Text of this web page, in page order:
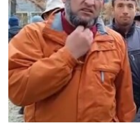
VIDEO
FOTOQALEREYA
İNFOQRAFIKA
KARIKATURA
RADIO ARXIV
OXU ZALI
AZƏRBAYCAN ƏDƏBIYYATI
İSLAM VƏ DEMOKRATIYA
İZ - MƏDƏNIYYƏT PROQRAMI
HAQQIMIZDA
MISSIYAMIZ
PEŞƏ ETIKASI VƏ
MATERIALLARIMIZDAN
BIZI IZLƏ